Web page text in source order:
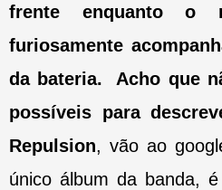
frente enquanto o
furiosamente
da bateria. Acho que
possíveis para
Repulsion, vão ao
único álbum da banda,